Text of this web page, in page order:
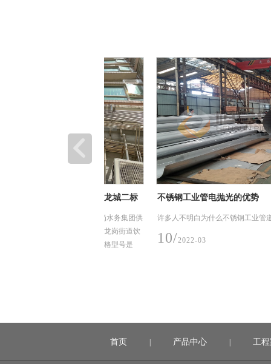
不锈钢工业管电抛光的优势
许多人不明白为什么不锈钢工业管道需要抛光。
10/ 2022-03
首页 | 产品中心 | 工